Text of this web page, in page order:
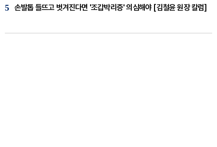
5 손발톱 들뜨고 벗겨진다면 '조갑박리증' 의심해야 [김철윤 원장 칼럼]